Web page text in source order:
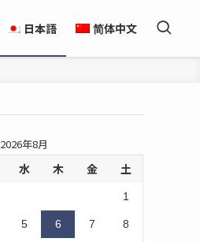
日本語 简体中文
2026年8月
水 木 金 土
1
5 6 7 8